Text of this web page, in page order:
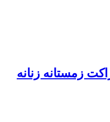
زمستانه زنانه